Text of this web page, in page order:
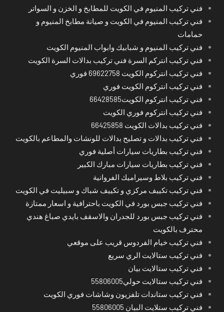
فني تركيب المنيوم في الكويت للمطابخ و الخزن و السواتر
فني تركيب المنيوم في الكويت و صيانة مطابخ المنيوم و
حمامات
فني تركيب المنيوم و شبابيك وابواب المنيوم الكويت
فني تركيب انتركم السرة فني تركيب بدالات السرة الكويت
فني تركيب انتركوم الكويت 69622758 فوري
فني تركيب انتركوم الكويت فوري
فني تركيب انتركوم الكويت66428585
فني تركيب انتركوم فوري الكويت
فني تركيب بدالات الكويت 66425858
فني تركيب بدالات و تصليح بدالات للونشات والمطاعم بالكويت
فني تركيب بطاريات سيارات أصلية فوري
فني تركيب بطاريات سيارات مبارك الكبير
فني تركيب بلاط وسيراميك الفروانية
فني تركيب تكييف مركزي و تكييف شباك و سبيليت في الكويت
فني تركيب جبس بورد في الكويت باحترافية و اسعار ممتازة
فني تركيب جبس بورد للجدران والاسقف بايدي صباغ هندي
محترف بالكويت
فني تركيب خيام الفردوس قريب على موقعي
فني تركيب ستالايت الري سريع
فني تركيب ستالايت بيان
فني تركيب ستالايت حولي55806005
فني تركيب ستاندات تلفزيون وشاشات فوري الكويت
فني تركيب ستلايت البيان 55806005